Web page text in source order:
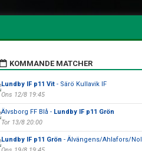
KOMMANDE MATCHER
Lundby IF p11 Vit- Särö Kullavik IF
Ons 12/8 19:45
Älvsborg FF Blå - Lundby IF p11 Grön
Tor 13/8 20:00
Lundby IF p11 Grön - Älvängens/Ahlafors/Nol